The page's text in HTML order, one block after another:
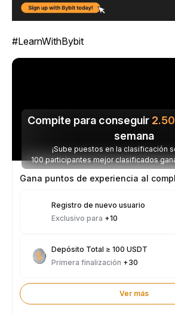
#LearnWithBybit
Compite para conseguir
semana
¡Sube puestos en la clasificación
100 participantes mejor clasificados
parte de los 2.500 USDT
Gana puntos de experiencia al
Registro de nuevo usuario
Exclusivo para +10
Depósito Total ≥ 100 USDT
Primera finalización +30
Ver más